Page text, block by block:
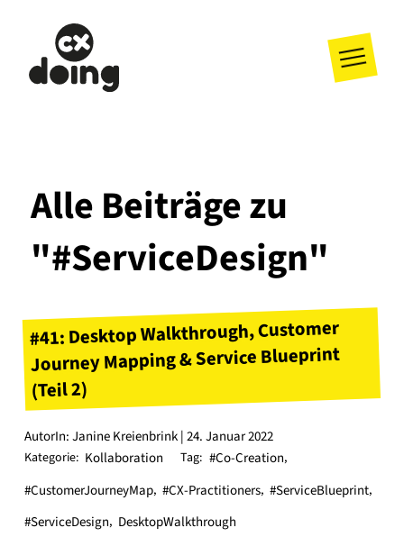
Alle Beiträge zu
"#ServiceDesign"
#41: Desktop Walkthrough, Customer
Journey Mapping & Service Blueprint
(Teil 2)
AutorIn: Janine Kreienbrink | 24. Januar 2022
Kategorie: Kollaboration Tag: #Co-Creation,
#CustomerJourneyMap, #CX-Practitioners, #ServiceBlueprint,
#ServiceDesign, DesktopWalkthrough